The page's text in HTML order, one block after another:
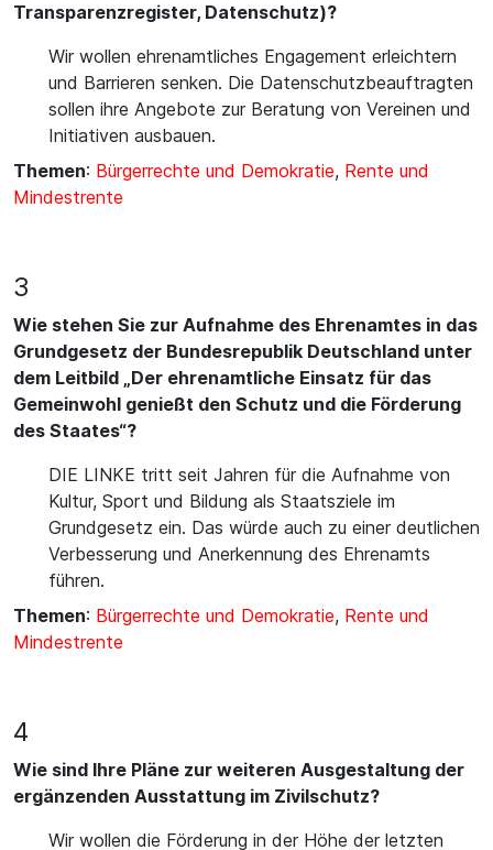
Transparenzregister, Datenschutz)?
Wir wollen ehrenamtliches Engagement erleichtern
und Barrieren senken. Die Datenschutzbeauftragten
sollen ihre Angebote zur Beratung von Vereinen und
Initiativen ausbauen.
Themen: Bürgerrechte und Demokratie, Rente und
Mindestrente
3
Wie stehen Sie zur Aufnahme des Ehrenamtes in das
Grundgesetz der Bundesrepublik Deutschland unter
dem Leitbild „Der ehrenamtliche Einsatz für das
Gemeinwohl genießt den Schutz und die Förderung
des Staates“?
DIE LINKE tritt seit Jahren für die Aufnahme von
Kultur, Sport und Bildung als Staatsziele im
Grundgesetz ein. Das würde auch zu einer deutlichen
Verbesserung und Anerkennung des Ehrenamts
führen.
Themen: Bürgerrechte und Demokratie, Rente und
Mindestrente
4
Wie sind Ihre Pläne zur weiteren Ausgestaltung der
ergänzenden Ausstattung im Zivilschutz?
Wir wollen die Förderung in der Höhe der letzten